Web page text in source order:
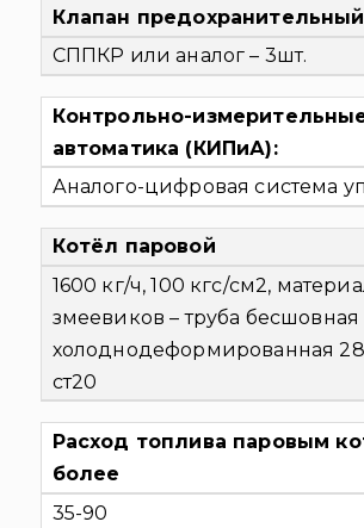
Клапан предохранительный
СППКР или аналог – 3шт.
Контрольно-
автоматика (КИПиА):
Аналого-цифровая система
Котёл паровой
1600 кг/ч, 100 кгс/см2,
змеевиков – труба бесшовная
холоднодеформированная
ст20
Расход топлива паровым
более
35-90